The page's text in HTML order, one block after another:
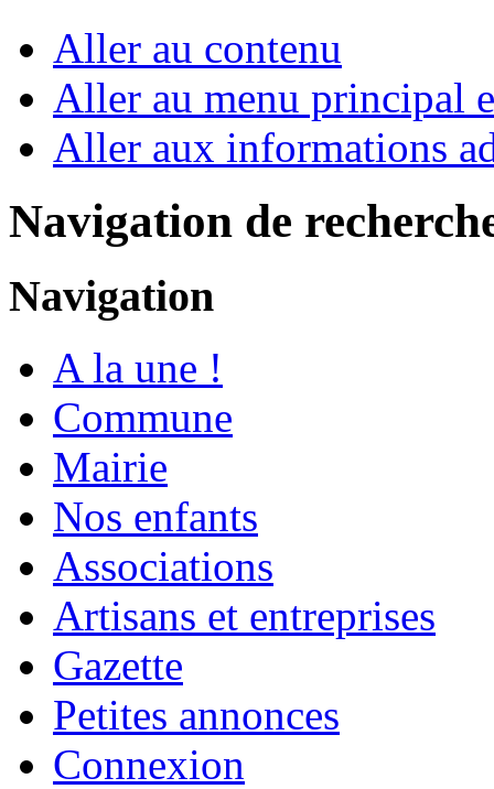
Aller au contenu
Aller au menu principal
Aller aux informations
Navigation de
Navigation
A la une !
Commune
Mairie
Nos enfants
Associations
Artisans et entreprises
Gazette
Petites annonces
Connexion